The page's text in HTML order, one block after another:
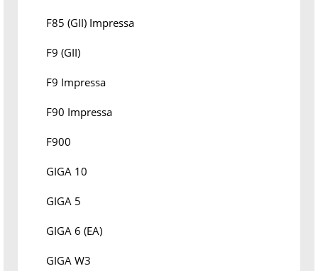
F85 (GII) Impressa
F9 (GII)
F9 Impressa
F90 Impressa
F900
GIGA 10
GIGA 5
GIGA 6 (EA)
GIGA W3